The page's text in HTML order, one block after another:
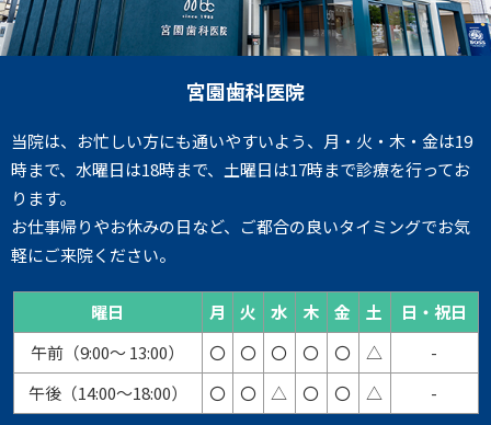
宮園歯科医院
当院は、お忙しい方にも通いやすいよう、月・火・木・金は19
時まで、水曜日は18時まで、土曜日は17時まで診療を行ってお
ります。
お仕事帰りやお休みの日など、ご都合の良いタイミングでお気
軽にご来院ください。
曜日 月 火 水 木 金 土
日・祝日
午前（9:00～ 13:00）
〇 〇 〇 〇 〇 △
-
午後（14:00～18:00）
〇 〇 △ 〇 〇 △
-